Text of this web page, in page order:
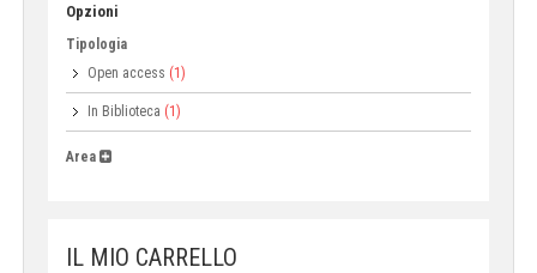
Opzioni
Tipologia
Open access (1)
In Biblioteca (1)
Area
IL MIO CARRELLO